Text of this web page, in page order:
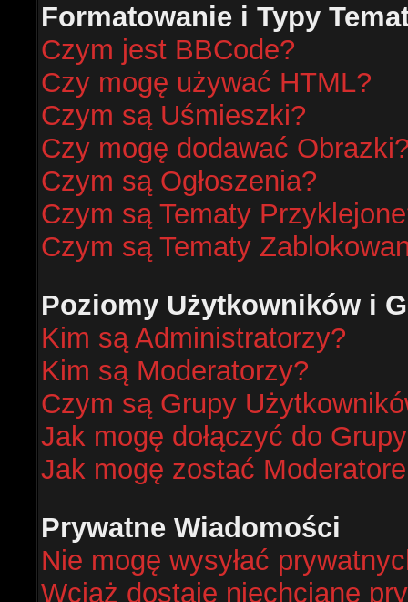
Formatowanie i Typy
Czym jest BBCode?
Czy mogę używać HTML?
Czym są Uśmieszki?
Czy mogę dodawać
Czym są Ogłoszenia?
Czym są Tematy
Czym są Tematy
Poziomy Użytkowników i
Kim są Administratorzy?
Kim są Moderatorzy?
Czym są Grupy
Jak mogę dołączyć do
Jak mogę zostać
Prywatne Wiadomości
Nie mogę wysyłać
Wciąż dostaję niechciane